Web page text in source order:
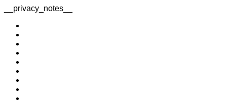
__privacy_notes__